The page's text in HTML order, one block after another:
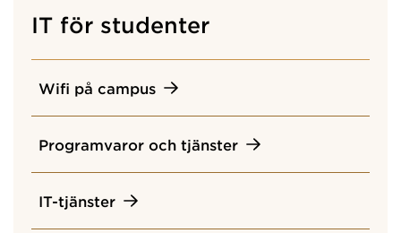
IT för studenter
Wifi på campus
Programvaror och tjänster
IT-tjänster